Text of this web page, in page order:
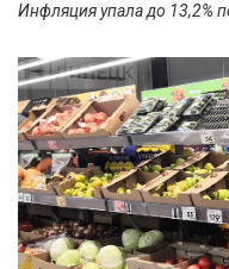
Инфляция упала до 13,2%